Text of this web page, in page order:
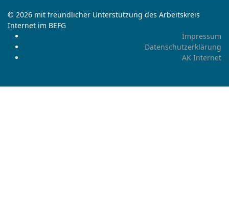
© 2026 mit freundlicher Unterstützung des Arbeitskreis
Internet im BEFG
Impressum
Datenschutzerklärung
AK Internet